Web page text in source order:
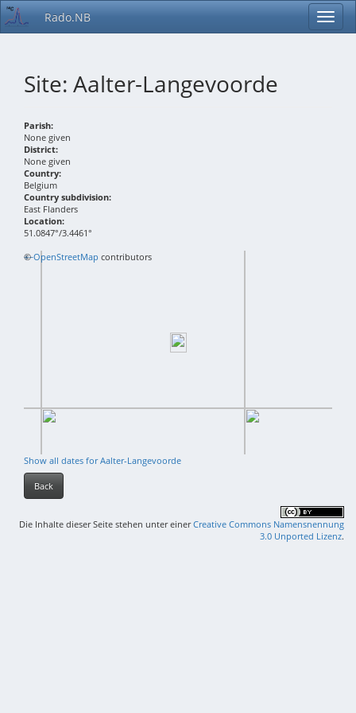
Rado.NB
Site: Aalter-Langevoorde
Parish:
None given
District:
None given
Country:
Belgium
Country subdivision:
East Flanders
Location:
51.0847°/3.4461°
+−
©OpenStreetMap contributors
Show all dates for Aalter-Langevoorde
Back
Die Inhalte dieser Seite stehen unter einerCreative Commons Namensnennung
3.0 Unported Lizenz.